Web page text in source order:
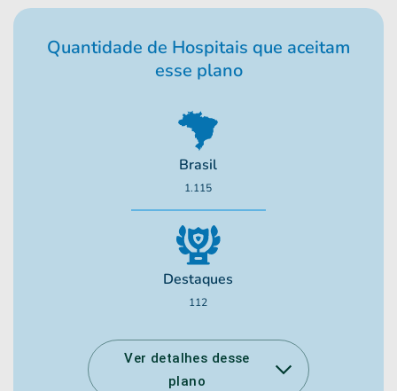
Quantidade de Hospitais que aceitam
esse plano
Brasil
1.115
Destaques
112
Ver detalhes desse
plano